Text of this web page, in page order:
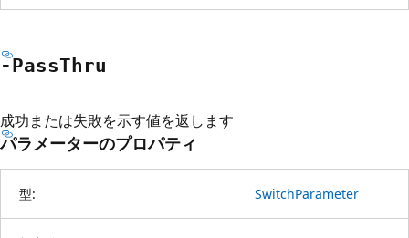
-PassThru
成功または失敗を示す値を返します
パラメーターのプロパティ
型: SwitchParameter